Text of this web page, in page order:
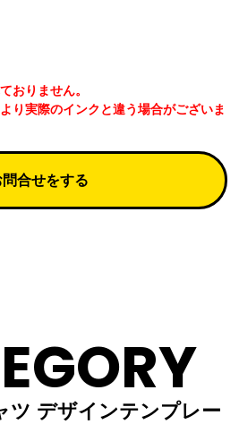
おりません。
り実際のインクと違う場合がございま
問合せをする
ツ デザインテンプレー